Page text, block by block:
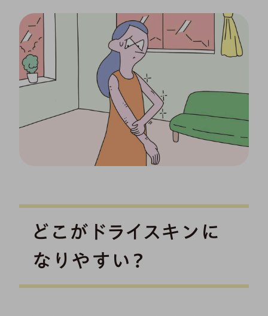
どこがドライスキンに
なりやすい？